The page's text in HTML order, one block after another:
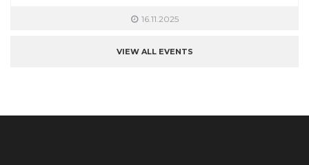
16.11.2025
VIEW ALL EVENTS